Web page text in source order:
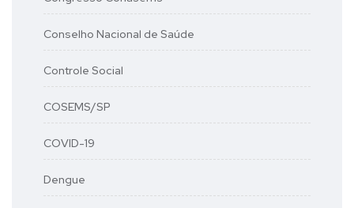
Conselho Nacional de Saúde
Controle Social
COSEMS/SP
COVID-19
Dengue